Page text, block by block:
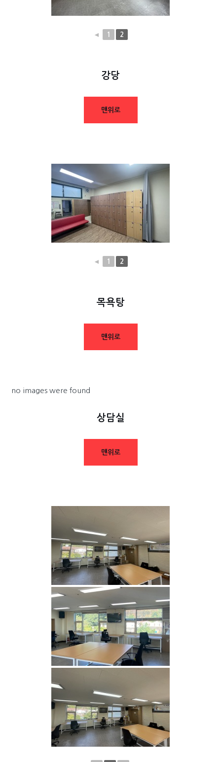
◄ 1 2
강당
맨위로
◄ 1 2
목욕탕
맨위로
no images were found
상담실
맨위로